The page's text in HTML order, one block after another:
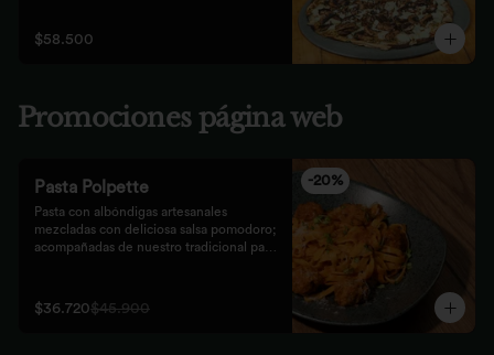
$58.500
Promociones página web
-20%
Pasta Polpette
Pasta con albóndigas artesanales
mezcladas con deliciosa salsa pomodoro;
acompañadas de nuestro tradicional pan
$36.720$45.900